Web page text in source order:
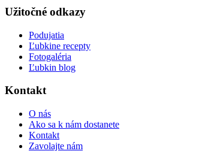
Užitočné odkazy
Podujatia
Ľubkine recepty
Fotogaléria
Ľubkin blog
Kontakt
O nás
Ako sa k nám dostanete
Kontakt
Zavolajte nám